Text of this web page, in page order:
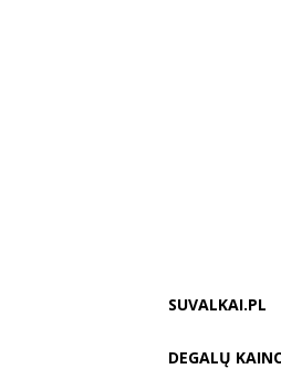
SUVALKAI.PL
DEGALŲ